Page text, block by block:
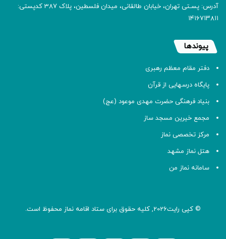
آدرس: پسـتی تهران، خیابان طالقانی، میدان فلسطین، پلاک 387 کدپستی:
۱۴۱۶۷۱۳۸۱۱
پیوندها
دفتر مقام معظم رهبری
پایگاه درسهایی از قرآن
بنیاد فرهنگی حضرت مهدی موعود (عج)
مجمع خیرین مسجد ساز
مرکز تخصصی نماز
هتل نماز مشهد
سامانه نماز من
© کپی رایت2026, کلیه حقوق برای ستاد اقامه نماز محفوظ است.